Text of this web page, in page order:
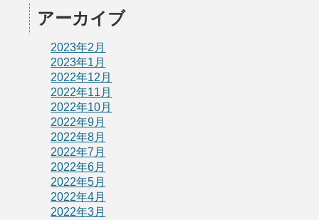
アーカイブ
2023年2月
2023年1月
2022年12月
2022年11月
2022年10月
2022年9月
2022年8月
2022年7月
2022年6月
2022年5月
2022年4月
2022年3月